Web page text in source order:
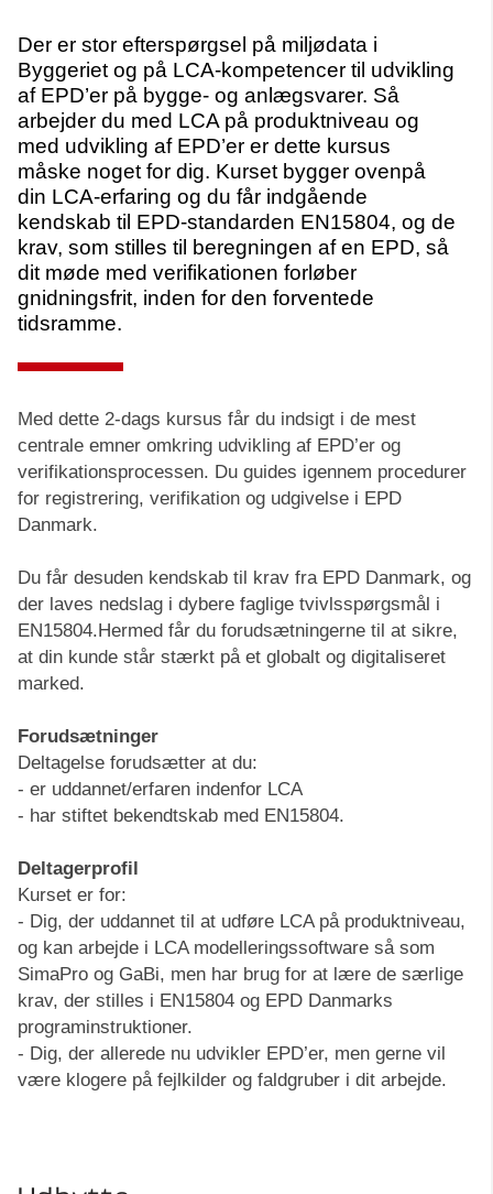
Der er stor efterspørgsel på miljødata i
Byggeriet og på LCA-kompetencer til udvikling
af EPD’er på bygge- og anlægsvarer. Så
arbejder du med LCA på produktniveau og
med udvikling af EPD’er er dette kursus
måske noget for dig. Kurset bygger ovenpå
din LCA-erfaring og du får indgående
kendskab til EPD-standarden EN15804, og de
krav, som stilles til beregningen af en EPD, så
dit møde med verifikationen forløber
gnidningsfrit, inden for den forventede
tidsramme.
Med dette 2-dags kursus får du indsigt i de mest
centrale emner omkring udvikling af EPD’er og
verifikationsprocessen. Du guides igennem procedurer
for registrering, verifikation og udgivelse i EPD
Danmark.
Du får desuden kendskab til krav fra EPD Danmark, og
der laves nedslag i dybere faglige tvivlsspørgsmål i
EN15804.Hermed får du forudsætningerne til at sikre,
at din kunde står stærkt på et globalt og digitaliseret
marked.
Forudsætninger
Deltagelse forudsætter at du:
- er uddannet/erfaren indenfor LCA
- har stiftet bekendtskab med EN15804.
Deltagerprofil
Kurset er for:
- Dig, der uddannet til at udføre LCA på produktniveau,
og kan arbejde i LCA modelleringssoftware så som
SimaPro og GaBi, men har brug for at lære de særlige
krav, der stilles i EN15804 og EPD Danmarks
programinstruktioner.
- Dig, der allerede nu udvikler EPD’er, men gerne vil
være klogere på fejlkilder og faldgruber i dit arbejde.